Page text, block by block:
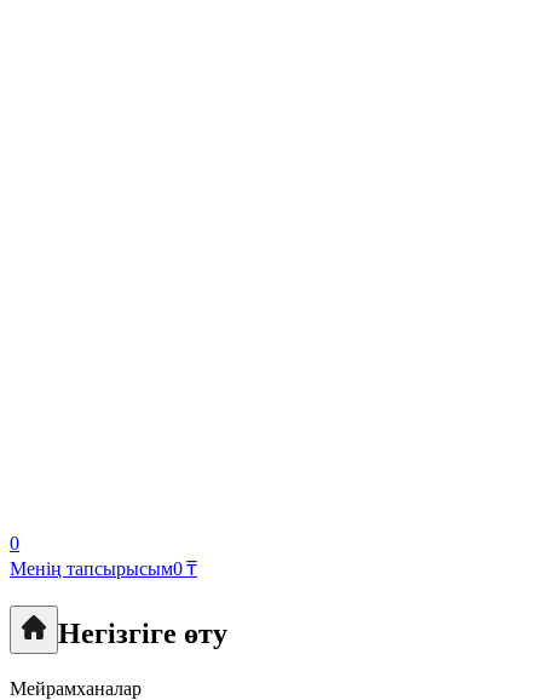
0
Менің тапсырысым0 ₸
Негізгіге өту
Мейрамханалар